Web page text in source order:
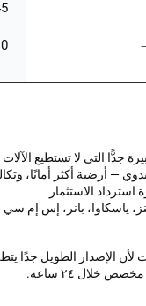
التي لا تستطيع الآلات
أرضية أكثر أمانًا، وتكاليف
بانر، إس إم سي
الإصدار الطويل جدًا يتطلب
٢٤ ساعة.